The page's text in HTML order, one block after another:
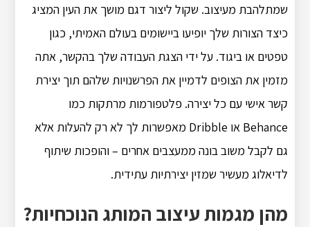
שמתלהבת מעיצוב. שקול ליצור דגם מושך את העין המציג
כיצד הצורות שלך יופיעו ביישומים בעולם האמיתי, כגון
טפטים או ביגוד. על ידי הצגת העבודה שלך בהקשר, אתה
מזמין את הצופים לדמיין את הפרשנויות שלהם תוך יצירת
קשר אישי עם כל יצירה. פלטפורמות מרתקות כמו
Behance או Dribble מאפשרות לך לא רק להעלות אלא
גם לקבל משוב בונה ממעצבים אחרים – והופכות שיתוף
לדיאלוג מעשיר שמזין יצירתיות עתידית.
מהן מגמות עיצוב המותג הנוכחיות?